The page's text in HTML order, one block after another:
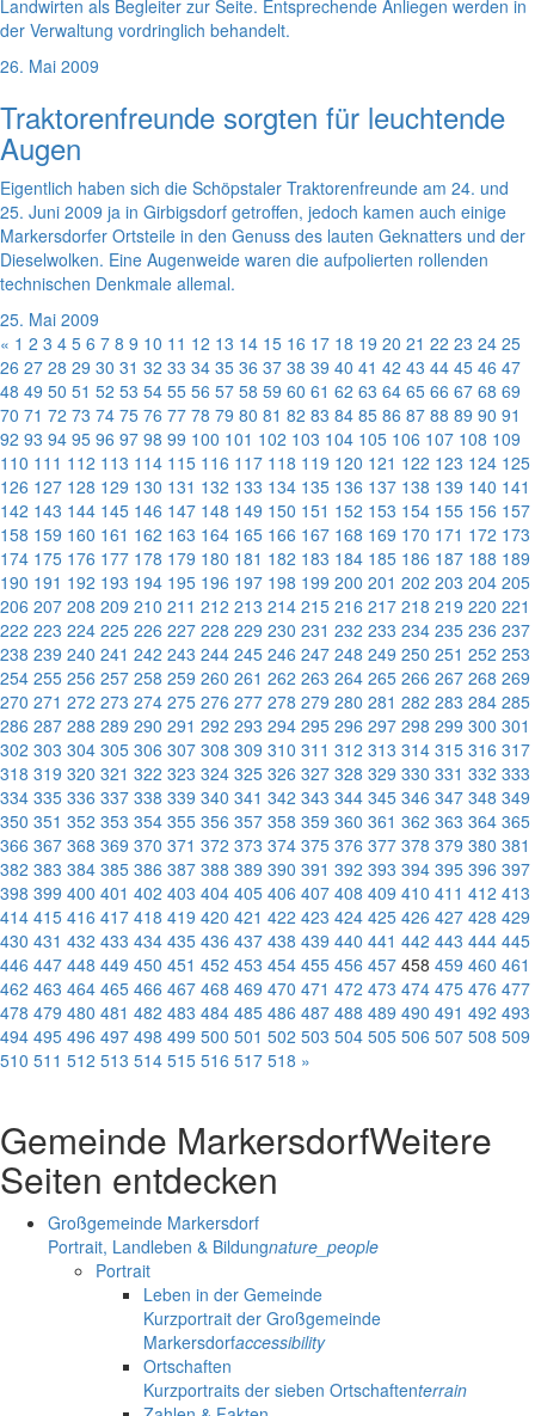
Landwirten als Begleiter zur Seite. Entsprechende Anliegen werden in
der Verwaltung vordringlich behandelt.
26. Mai 2009
Traktorenfreunde sorgten für leuchtende
Augen
Eigentlich haben sich die Schöpstaler Traktorenfreunde am 24. und
25. Juni 2009 ja in Girbigsdorf getroffen, jedoch kamen auch einige
Markersdorfer Ortsteile in den Genuss des lauten Geknatters und der
Dieselwolken. Eine Augenweide waren die aufpolierten rollenden
technischen Denkmale allemal.
25. Mai 2009
« 1 2 3 4 5 6 7 8 9 10 11 12 13 14 15 16 17 18 19 20 21 22 23 24 25
26 27 28 29 30 31 32 33 34 35 36 37 38 39 40 41 42 43 44 45 46 47
48 49 50 51 52 53 54 55 56 57 58 59 60 61 62 63 64 65 66 67 68 69
70 71 72 73 74 75 76 77 78 79 80 81 82 83 84 85 86 87 88 89 90 91
92 93 94 95 96 97 98 99 100 101 102 103 104 105 106 107 108 109
110 111 112 113 114 115 116 117 118 119 120 121 122 123 124 125
126 127 128 129 130 131 132 133 134 135 136 137 138 139 140 141
142 143 144 145 146 147 148 149 150 151 152 153 154 155 156 157
158 159 160 161 162 163 164 165 166 167 168 169 170 171 172 173
174 175 176 177 178 179 180 181 182 183 184 185 186 187 188 189
190 191 192 193 194 195 196 197 198 199 200 201 202 203 204 205
206 207 208 209 210 211 212 213 214 215 216 217 218 219 220 221
222 223 224 225 226 227 228 229 230 231 232 233 234 235 236 237
238 239 240 241 242 243 244 245 246 247 248 249 250 251 252 253
254 255 256 257 258 259 260 261 262 263 264 265 266 267 268 269
270 271 272 273 274 275 276 277 278 279 280 281 282 283 284 285
286 287 288 289 290 291 292 293 294 295 296 297 298 299 300 301
302 303 304 305 306 307 308 309 310 311 312 313 314 315 316 317
318 319 320 321 322 323 324 325 326 327 328 329 330 331 332 333
334 335 336 337 338 339 340 341 342 343 344 345 346 347 348 349
350 351 352 353 354 355 356 357 358 359 360 361 362 363 364 365
366 367 368 369 370 371 372 373 374 375 376 377 378 379 380 381
382 383 384 385 386 387 388 389 390 391 392 393 394 395 396 397
398 399 400 401 402 403 404 405 406 407 408 409 410 411 412 413
414 415 416 417 418 419 420 421 422 423 424 425 426 427 428 429
430 431 432 433 434 435 436 437 438 439 440 441 442 443 444 445
446 447 448 449 450 451 452 453 454 455 456 457 458 459 460 461
462 463 464 465 466 467 468 469 470 471 472 473 474 475 476 477
478 479 480 481 482 483 484 485 486 487 488 489 490 491 492 493
494 495 496 497 498 499 500 501 502 503 504 505 506 507 508 509
510 511 512 513 514 515 516 517 518 »
Gemeinde MarkersdorfWeitere
Seiten entdecken
Großgemeinde Markersdorf
Portrait, Landleben & Bildungnature_people
Portrait
Leben in der Gemeinde
Kurzportrait der Großgemeinde
Markersdorfaccessibility
Ortschaften
Kurzportraits der sieben Ortschaftenterrain